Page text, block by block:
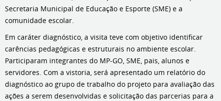
Secretaria Municipal de Educação e Esporte (SME) e a
comunidade escolar.
Em caráter diagnóstico, a visita teve com objetivo identificar
carências pedagógicas e estruturais no ambiente escolar.
Participaram integrantes do MP-GO, SME, pais, alunos e
servidores. Com a vistoria, será apresentado um relatório do
diagnóstico ao grupo de trabalho do projeto para avaliação das
ações a serem desenvolvidas e solicitação das parcerias para a